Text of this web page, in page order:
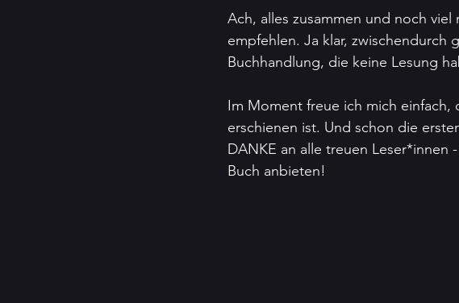
Ach, alles zusammen und noch
empfehlen. Ja klar, zwischendurch
Buchhandlung, die keine Lesung
Im Moment freue ich mich einfach,
erschienen ist. Und schon die
DANKE an alle treuen Leser*innen
Buch anbieten!